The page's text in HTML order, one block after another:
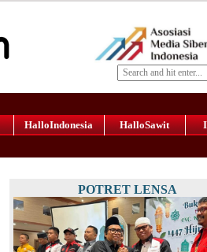
HalloIndonesia HalloSawit
POTRET LENSA